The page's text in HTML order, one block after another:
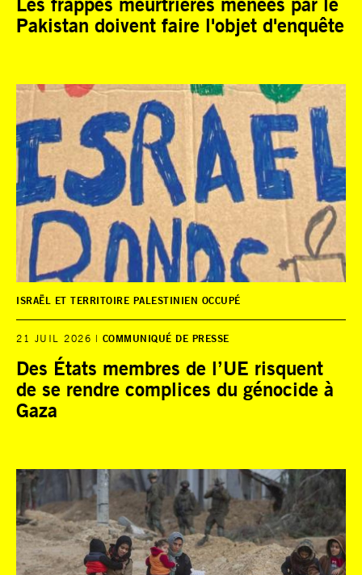
Pakistan doivent faire l'objet d'enquête
ISRAËL ET TERRITOIRE PALESTINIEN OCCUPÉ
21 JUIL 2026 COMMUNIQUÉ DE PRESSE
Des États membres de l’UE risquent
de se rendre complices du génocide à
Gaza